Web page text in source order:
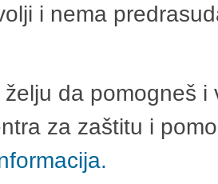
i nema
želju da pomogneš
za zaštitu i